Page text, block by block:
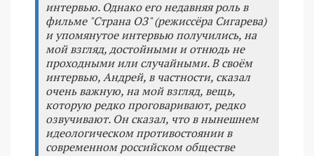
интервью. Однако его недавняя роль в
фильме "Страна ОЗ" (режиссёра Сигарева)
и упомянутое интервью получились, на
мой взгляд, достойными и отнюдь не
проходными или случайными. В своём
интервью, Андрей, в частности, сказал
очень важную, на мой взгляд, вещь,
которую редко проговаривают, редко
озвучивают. Он сказал, что в нынешнем
идеологическом противостоянии в
современном российском обществе